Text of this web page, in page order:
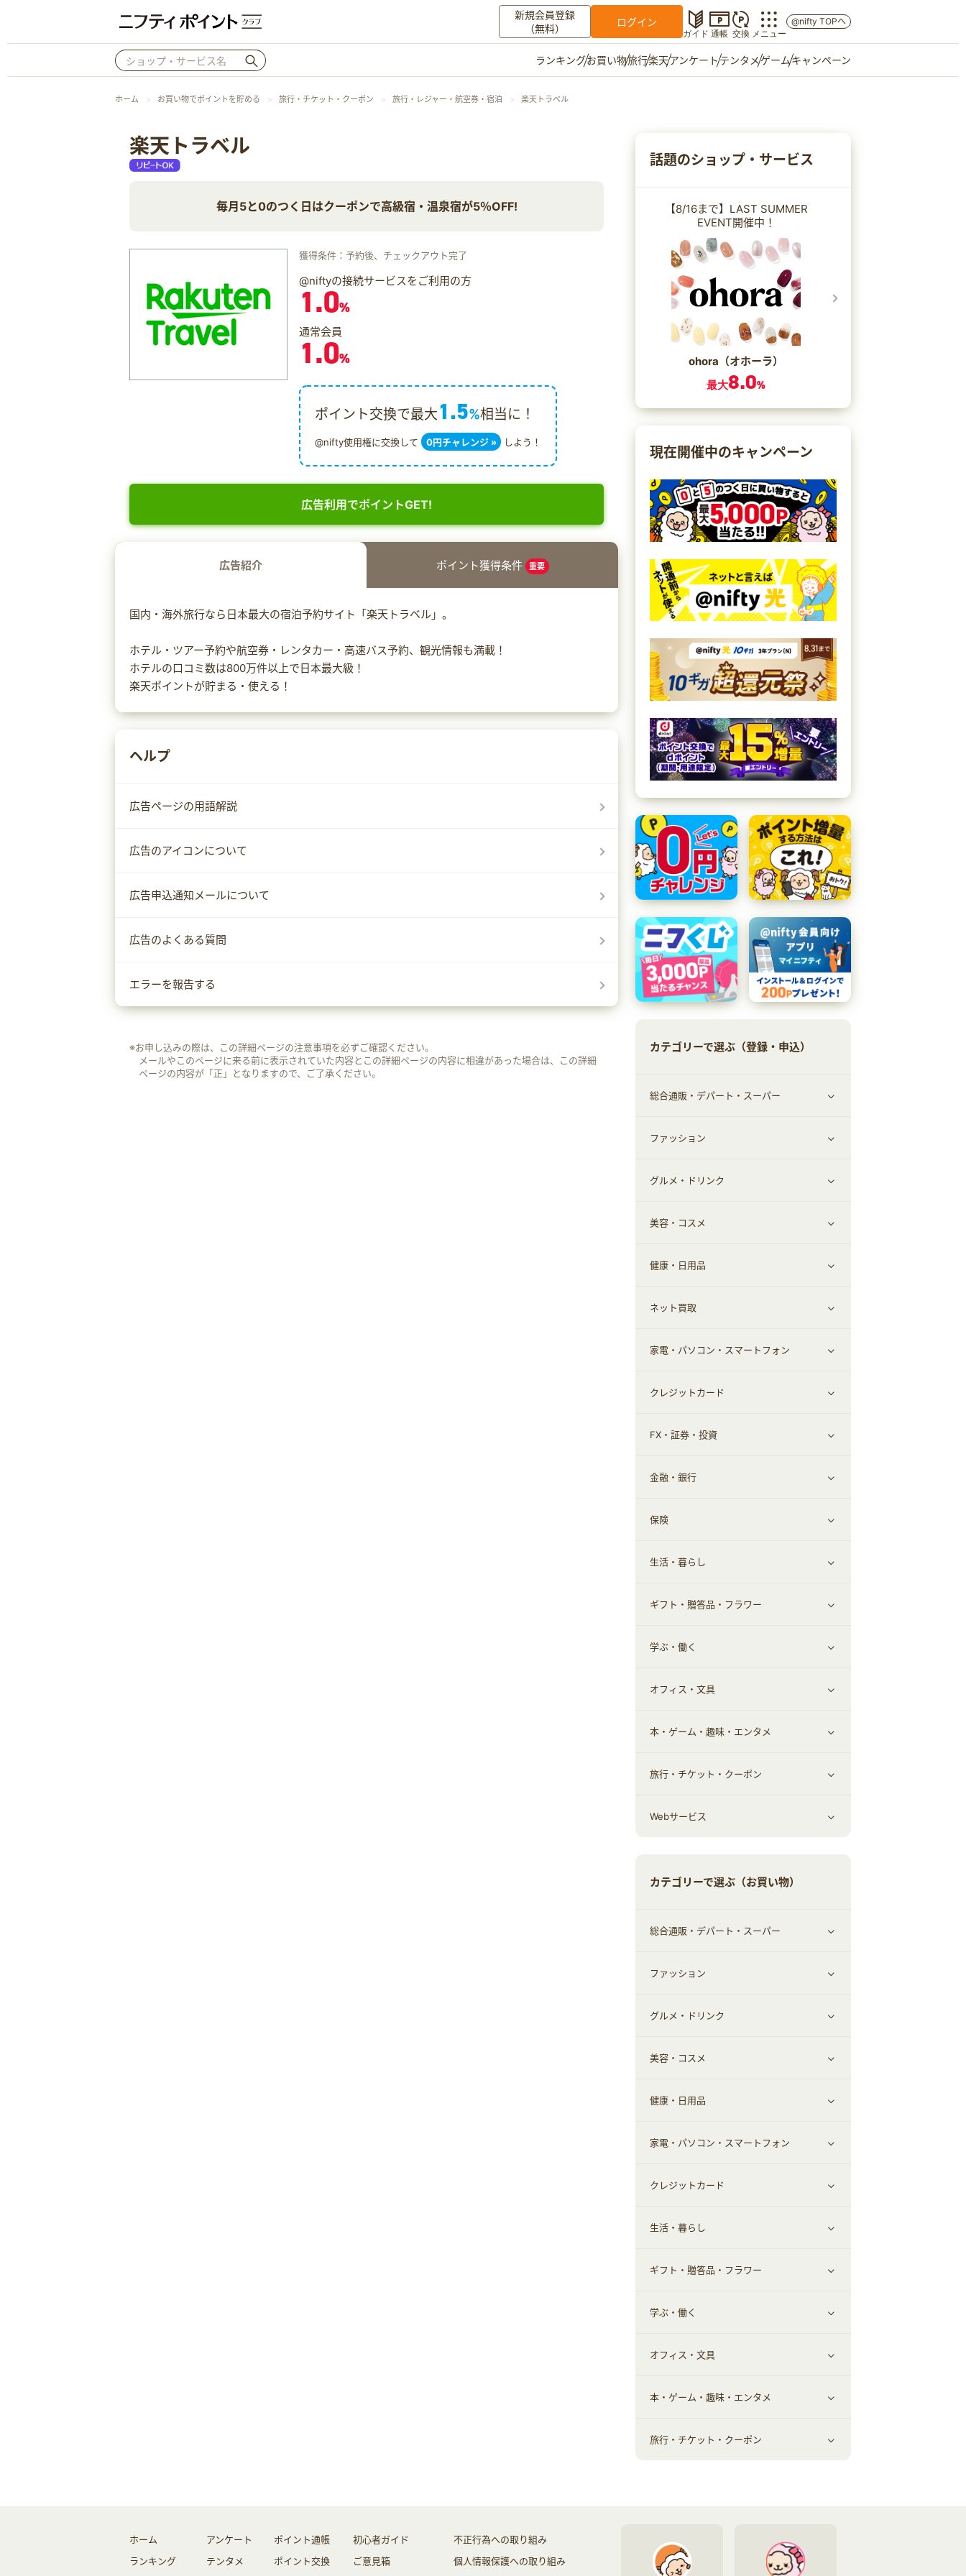
新規会員登録
（無料）
ログイン
ガイド 通帳 交換 メニュー
お知らせ
初心者ガイド ご意見箱
@nifty TOPへ
ランキングお買い物旅行楽天アンケートテンタメゲームキャンペーン
ホーム お買い物でポイントを貯める 旅行・チケット・クーポン 旅行・レジャー・航空券・宿泊 楽天トラベル
楽天トラベル
毎月5と0のつく日はクーポンで高級宿・温泉宿が5％OFF!
獲得条件：予約後、チェックアウト完了
@niftyの接続サービスをご利用の方
1.0%
通常会員
1.0%
ポイント交換で最大1.5%相当に！
@nifty使用権に交換して 0円チャレンジ » しよう！
広告利用でポイントGET!
広告紹介 ポイント獲得条件 重要
国内・海外旅行なら日本最大の宿泊予約サイト「楽天トラベル」。
ホテル・ツアー予約や航空券・レンタカー・高速バス予約、観光情報も満載！
ホテルの口コミ数は800万件以上で日本最大級！
楽天ポイントが貯まる・使える！
ヘルプ
広告ページの用語解説
広告のアイコンについて
広告申込通知メールについて
広告のよくある質問
エラーを報告する
※お申し込みの際は、この詳細ページの注意事項を必ずご確認ください。
メールやこのページに来る前に表示されていた内容とこの詳細ページの内容に相違があった場合は、この詳細
ページの内容が「正」となりますので、ご了承ください。
話題のショップ・サービス
【8/16まで】LAST SUMMER
EVENT開催中！
ohora（オホーラ）
最大8.0%
現在開催中のキャンペーン
カテゴリーで選ぶ（登録・申込）
総合通販・デパート・スーパー
すべて見る
総合通販
ファッション
すべて見る
ファッション
インナー・下着
スーツ・フォーマル
グルメ・ドリンク
すべて見る
グルメ
お酒
食材宅配
ウォーターサーバー
美容・コスメ
すべて見る
ヘアケア
エステ・サロン
メンズ美容
健康・日用品
すべて見る
スポーツ・フィットネス
日用品・薬局・からだ
ネット買取
すべて見る
ネット買取
家電・パソコン・スマートフォン
すべて見る
家電・パソコン・ソフトウェア
通信・レンタルサーバー
スマホ・携帯電話・SIM
定額制有料コンテンツ
クレジットカード
すべて見る
クレジットカード
FX・証券・投資
すべて見る
証券
仮想通貨
その他投資
金融・銀行
銀行・ネット銀行
キャッシング・ローン
その他金融
保険
すべて見る
保険相談・面談
生活・暮らし
すべて見る
住まい・暮らし
不動産
引越し
エコ・エネルギー
車情報・カーシェア・レンタル
ギフト・贈答品・フラワー
すべて見る
ギフト・贈答品
学ぶ・働く
すべて見る
習い事・学習・学校
仕事・転職
オフィス・文具
すべて見る
オフィス・文具
本・ゲーム・趣味・エンタメ
すべて見る
ゲーム・趣味
旅行・チケット・クーポン
すべて見る
Webサービス
カテゴリーで選ぶ（お買い物）
総合通販・デパート・スーパー
すべて見る
総合通販
デパート・スーパー
ファッション
すべて見る
ファッション
インナー・下着
靴・フットウェア
小物・かばん
スーツ・フォーマル
グルメ・ドリンク
すべて見る
グルメ
ドリンク
お酒
食材宅配
美容・コスメ
すべて見る
スキンケア
メイクアップ
ヘアケア
メンズ美容
美容・ダイエット用品
脱毛用品
美容食品
健康・日用品
すべて見る
健康食品｜青汁・飲料
健康食品｜乳酸菌・ケフィア
健康食品｜その他
スポーツ・フィットネス
日用品・薬局・からだ
家電・パソコン・スマートフォン
すべて見る
家電・パソコン・ソフトウェア
スマホ・携帯電話・SIM
クレジットカード
すべて見る
クレジットカード
生活・暮らし
すべて見る
車情報・カーシェア・レンタル
お役立ち
生活雑貨・家具インテリア
赤ちゃん・こども・マタニティ
ギフト・贈答品・フラワー
すべて見る
ギフト・贈答品
フラワー
学ぶ・働く
すべて見る
習い事・学習・学校
オフィス・文具
すべて見る
オフィス・文具
本・ゲーム・趣味・エンタメ
すべて見る
本
旅行・チケット・クーポン
チケット・クーポン・チラシ
ホーム
ランキング
アンケート
テンタメ
ポイント通帳
ポイント交換
初心者ガイド
ご意見箱
不正行為への取り組み
個人情報保護への取り組み